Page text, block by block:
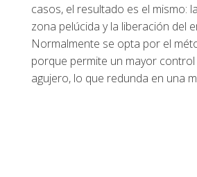
casos, el resultado es el mismo:
zona pelúcida y la liberación del
Normalmente se opta por el
porque permite un mayor control
agujero, lo que redunda en una